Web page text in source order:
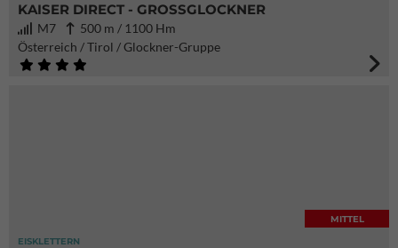
KAISER DIRECT - GROSSGLOCKNER
M7
500 m / 1100 Hm
Österreich / Tirol / Glockner-Gruppe
EISKLETTERN
MITTEL